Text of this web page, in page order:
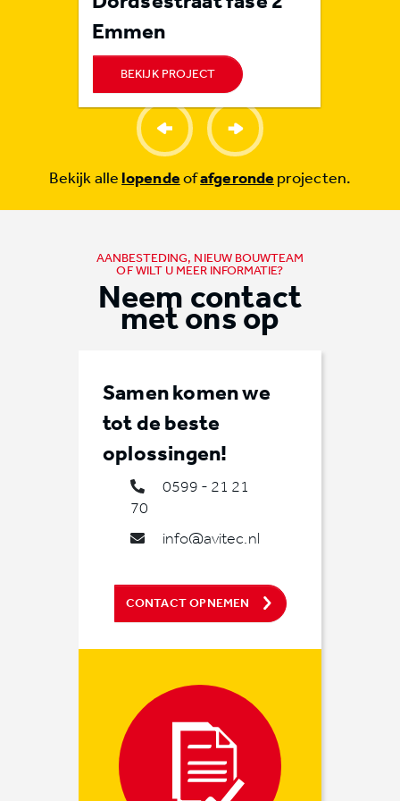
Emmen
BEKIJK PROJECT
Bekijk alle lopendeofafgeronde projecten.
AANBESTEDING, NIEUW BOUWTEAM
OF WILT U MEER INFORMATIE?
Neem contact
met ons op
Samen komen we
tot de beste
oplossingen!
0599 - 21 21
70
info@avitec.nl
CONTACT OPNEMEN